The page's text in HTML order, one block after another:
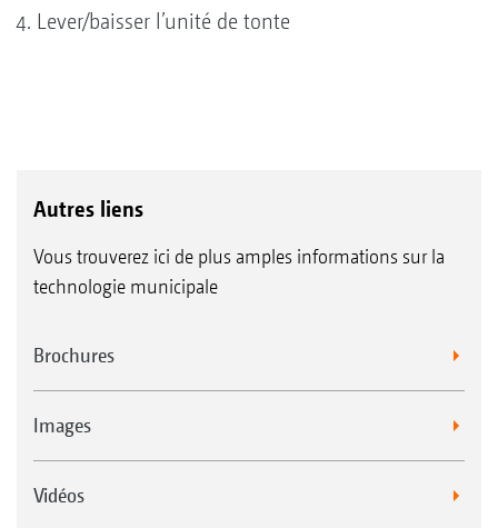
Lever/baisser l’unité de tonte
Autres liens
Vous trouverez ici de plus amples informations sur la
technologie municipale
Brochures
Images
Vidéos